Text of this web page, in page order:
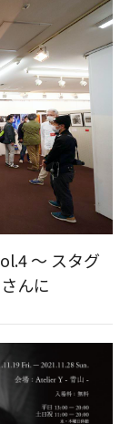
～ スタグ
んに